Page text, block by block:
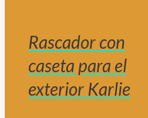
Rascador con
caseta para el
exterior Karlie